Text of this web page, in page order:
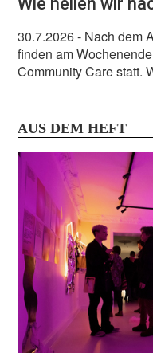
30.7.2026- Nach dem
finden am
Community Care statt.
AUS DEM HEFT